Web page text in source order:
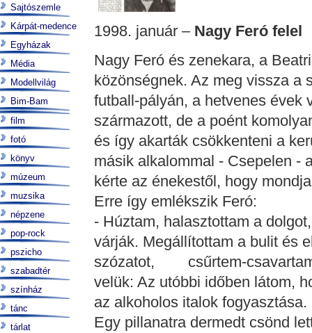
1998. január –Nagy Feró felel
Nagy Feró és zenekara, a
közönségnek. Az meg vissza a
futball-pályán, a hetvenes évek
származott, de a poént
és így akarták csökkenteni a
másik alkalommal - Csepelen -
kérte az énekestől, hogy
Erre így emlékszik Feró:
- Húztam, halasztottam a
várják. Megállítottam a bulit és
szózatot, csűrtem-
velük: Az utóbbi időben látom,
az alkoholos italok
Egy pillanatra dermedt csönd
Sajtószemle
Kárpát-medence
Egyházak
Média
Modellvilág
Bim-Bam
film
fotó
könyv
múzeum
muzsika
népzene
pop-rock
pszicho
szabadtér
színház
tánc
tárlat